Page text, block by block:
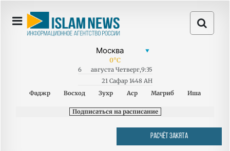
0°C
6 августа Четверг,9:35
21 Сафар 1448 AH
Фаджр
Восход Зухр Аср Магриб Иша
Подписаться на расписание
РАСЧЁТ ЗАКЯТА